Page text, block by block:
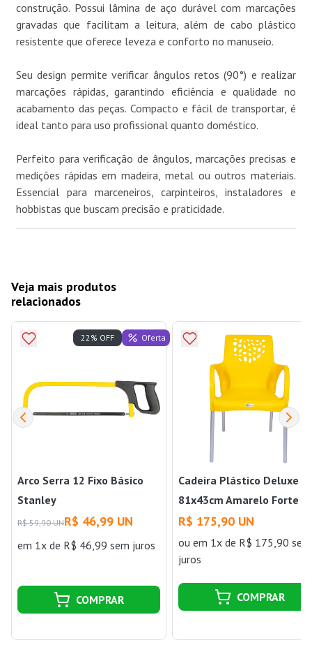
construção. Possui lâmina de aço durável com marcações
gravadas que facilitam a leitura, além de cabo plástico
resistente que oferece leveza e conforto no manuseio.
Seu design permite verificar ângulos retos (90°) e realizar
marcações rápidas, garantindo eficiência e qualidade no
acabamento das peças. Compacto e fácil de transportar, é
ideal tanto para uso profissional quanto doméstico.
Perfeito para verificação de ângulos, marcações precisas e
medições rápidas em madeira, metal ou outros materiais.
Essencial para marceneiros, carpinteiros, instaladores e
hobbistas que buscam precisão e praticidade.
Veja mais produtos
relacionados
Arco Serra 12 Fixo Básico
Stanley
R$ 59,90 UNR$ 46,99 UN
em 1x de R$ 46,99 sem juros
22% OFF Oferta
COMPRAR
Cadeira Plástico Deluxe
81x43cm Amarelo Forte
Plástico
R$ 175,90 UN
ouem 1x de R$ 175,90 sem
juros
COMPRAR